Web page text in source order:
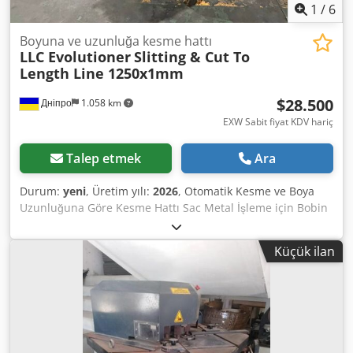
1 / 6
Дніпро 1.058 km
Boyuna ve uzunluğa kesme hattı
LLC EvolutionerSlitting & Cut To
Length Line 1250x1mm
$28.500
EXW Sabit fiyat KDV hariç
Talep etmek Ara
Durum: yeni, Üretim yılı: 2026, Otomatik Kesme ve Boya
Uzunluğuna Göre Kesme Hattı Sac Metal İşleme için Bobin
Kesme ve Boya Uzunluğuna Göre Kesme Üretim Hattı
Otomatik Kesme ve Boya Uzunluğuna Göre Kesme Hattı,
sac metal bobinlerinin şeritlere ve programlanabilir
uzunluklardaki düz saclara boyuna kesilmesi ve enine
kesilmesi için tasarlanmıştır. Üretim hattı, çeşitli işlemleri
tek bir kompakt sistemde birleştirir: Bobin besleme Kesme
Hassas düzleştirme Servo kontrollü uzunluk ölçümü Boya
uzunluğuna göre kesme Hazır sac taşıma Otomatik
Küçük ilan